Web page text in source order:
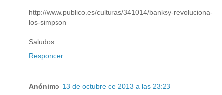
http://www.publico.es/culturas/341014/banksy-revoluciona-
los-simpson
Saludos
Responder
Anónimo 13 de octubre de 2013 a las 23:23